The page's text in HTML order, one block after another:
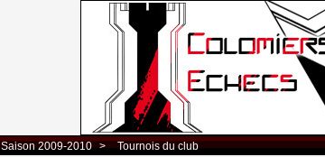
Saison 2009-2010 > Tournois du club